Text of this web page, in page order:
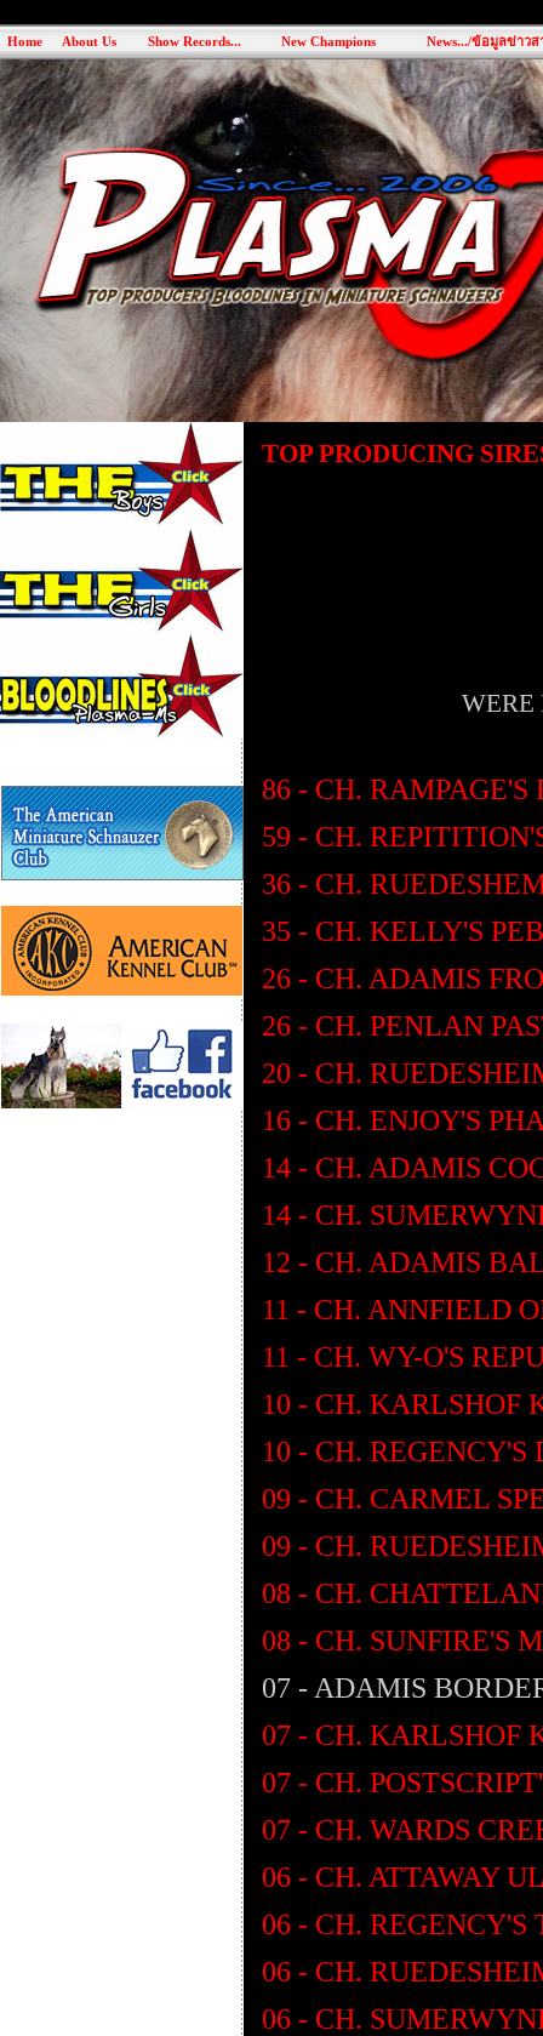
Home About Us Show Records... New Champions News.../ข้อมูลข่าวส
TOP PRODUCING
WERE
86 - CH. RAMPAGE'S
59 - CH.
36 - CH.
35 - CH. KELLY'S
26 - CH. ADAMIS
26 - CH. PENLAN
20 - CH.
16 - CH. ENJOY'S
14 - CH. ADAMIS
14 - CH.
12 - CH. ADAMIS
11 - CH. ANNFIELD
11 - CH. WY-O'S
10 - CH. KARLSHOF
10 - CH.
09 - CH. CARMEL
09 - CH.
08 - CH.
08 - CH. SUNFIRE'S
07 - ADAMIS
07 - CH. KARLSHOF
07 - CH.
07 - CH. WARDS
06 - CH. ATTAWAY
06 - CH. REGENCY'S
06 - CH.
06 - CH.